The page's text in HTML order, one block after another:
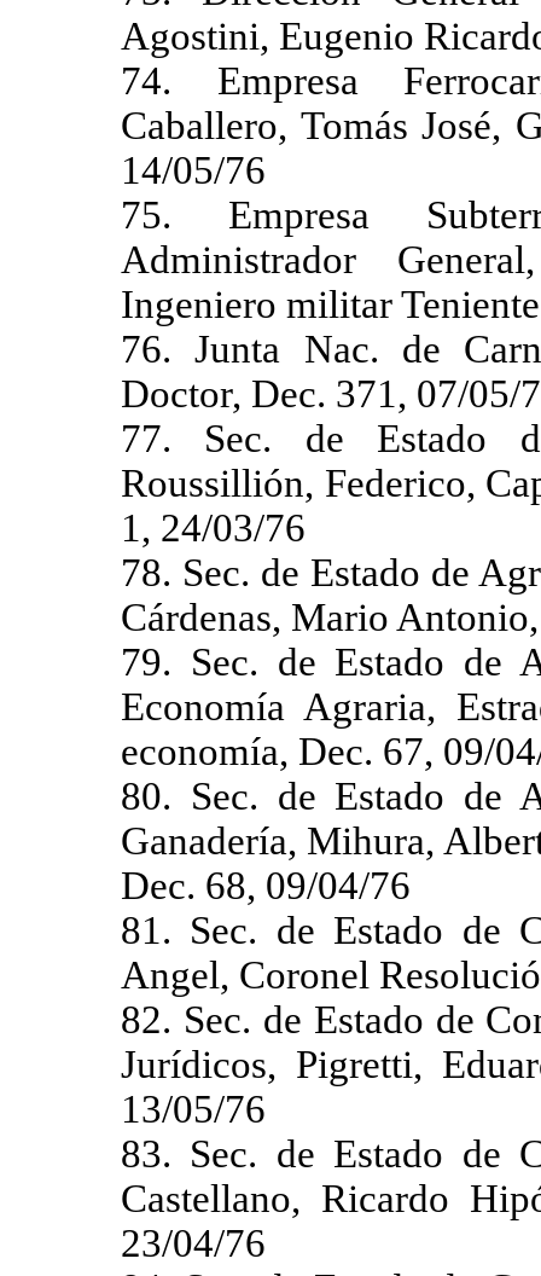
Agostini, Eugenio
74. Empresa
Caballero, Tomás José,
14/05/76
75. Empresa
Administrador
Ingeniero militar
76. Junta Nac. de
Doctor, Dec. 371, 07/05/
77. Sec. de Estado
Roussillión, Federico,
1, 24/03/76
78. Sec. de Estado de
Cárdenas, Mario
79. Sec. de Estado de
Economía Agraria,
economía, Dec. 67, 09/
80. Sec. de Estado de
Ganadería, Mihura,
Dec. 68, 09/04/76
81. Sec. de Estado de
Angel, Coronel
82. Sec. de Estado de
Jurídicos, Pigretti,
13/05/76
83. Sec. de Estado de
Castellano, Ricardo
23/04/76